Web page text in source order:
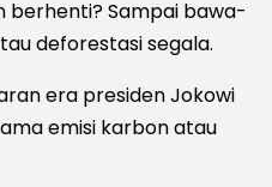
berhenti? Sampai bawa-
deforestasi segala.
era presiden Jokowi
emisi karbon atau